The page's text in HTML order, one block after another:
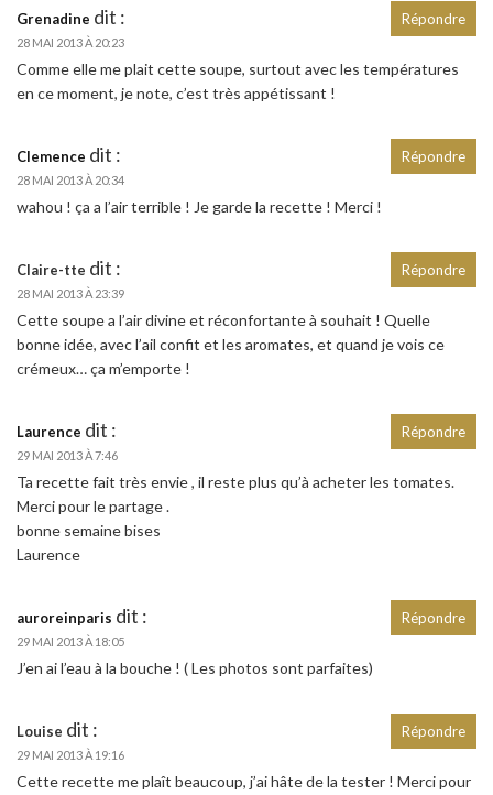
Grenadine dit :
28 MAI 2013 À 20:23
Comme elle me plait cette soupe, surtout avec les températures
en ce moment, je note, c’est très appétissant !
Répondre
Clemence dit :
28 MAI 2013 À 20:34
wahou ! ça a l’air terrible ! Je garde la recette ! Merci !
Répondre
Claire-tte dit :
28 MAI 2013 À 23:39
Cette soupe a l’air divine et réconfortante à souhait ! Quelle
bonne idée, avec l’ail confit et les aromates, et quand je vois ce
crémeux… ça m’emporte !
Répondre
Laurence dit :
29 MAI 2013 À 7:46
Ta recette fait très envie , il reste plus qu’à acheter les tomates.
Merci pour le partage .
bonne semaine bises
Laurence
Répondre
auroreinparis dit :
29 MAI 2013 À 18:05
J’en ai l’eau à la bouche ! ( Les photos sont parfaites)
Répondre
Louise dit :
29 MAI 2013 À 19:16
Cette recette me plaît beaucoup, j’ai hâte de la tester ! Merci pour
Répondre